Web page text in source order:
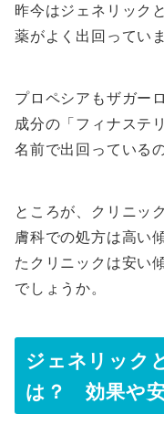
昨今はジェネリック
薬がよく出回っていま
プロペシアもザガー
成分の「フィナステ
名前で出回っている
ところが、クリニッ
膚科での処方は高い
たクリニックは安い
でしょうか。
ジェネリック
は？ 効果や安